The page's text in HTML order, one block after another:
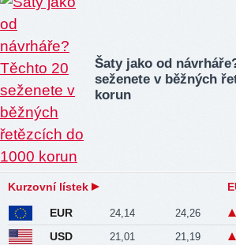
Šaty jako od
seženete v běžných
korun
Kurzovní lístek
EUR 24,14 24,26
USD 21,01 21,19